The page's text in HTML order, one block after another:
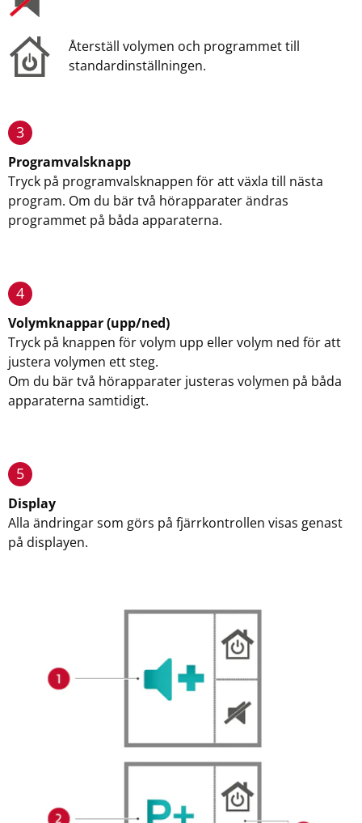
Återställ volymen och programmet till
standardinställningen.
3
Programvalsknapp
Tryck på programvalsknappen för att växla till nästa
program. Om du bär två hörapparater ändras
programmet på båda apparaterna.
4
Volymknappar (upp/ned)
Tryck på knappen för volym upp eller volym ned för att
justera volymen ett steg.
Om du bär två hörapparater justeras volymen på båda
apparaterna samtidigt.
5
Display
Alla ändringar som görs på fjärrkontrollen visas genast
på displayen.